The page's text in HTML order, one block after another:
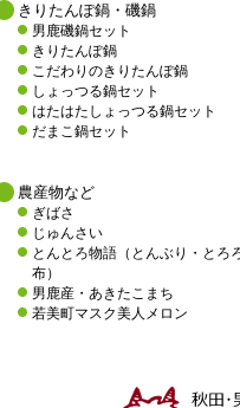
きりたんぽ鍋・磯鍋
男鹿磯鍋セット
きりたんぽ鍋
こだわりのきりたんぽ鍋
しょっつる鍋セット
はたはたしょっつる鍋セット
だまこ鍋セット
農産物など
ぎばさ
じゅんさい
とんとろ物語（とんぶり・とろ
布）
男鹿産・あきたこまち
若美町マスク美人メロン